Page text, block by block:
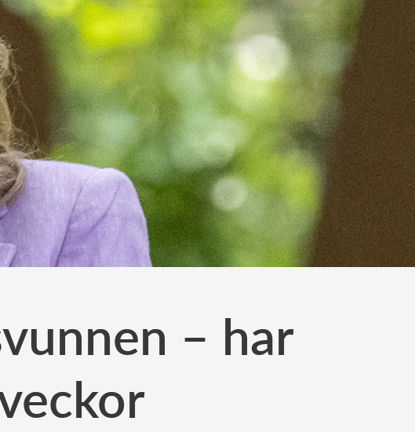
– har